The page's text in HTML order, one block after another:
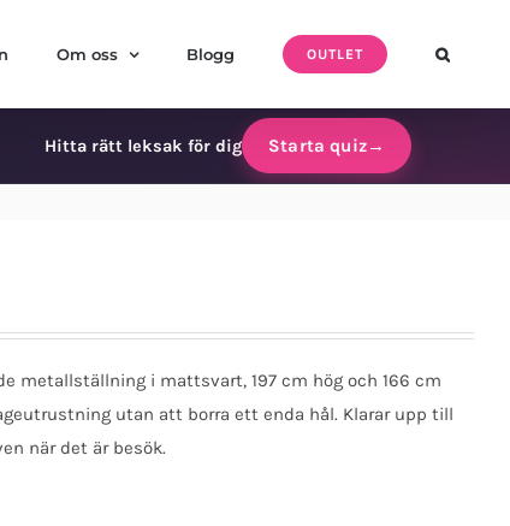
Om oss Blogg OUTLET
Hitta rätt leksak för dig Starta quiz→
metallställning i mattsvart, 197 cm hög och 166 cm
utan att borra ett enda hål. Klarar upp till
när det är besök.